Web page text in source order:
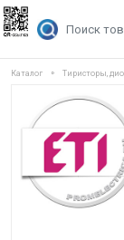
Каталог Тиристоры,